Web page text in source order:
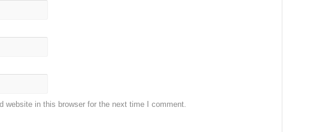
website in this browser for the next time I comment.